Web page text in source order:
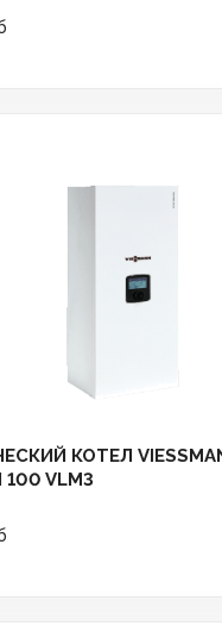
КОТЕЛ
100 VLM3